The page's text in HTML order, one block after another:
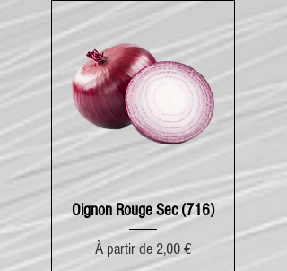
Oignon Rouge Sec (716)
À partir de 2,00 €
Prix promotionnel